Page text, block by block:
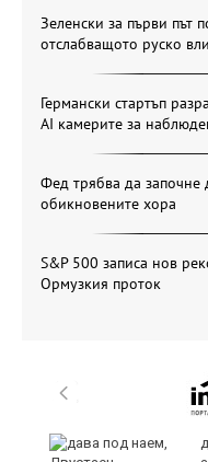
Зеленски за първи път
отслабващото руско
Германски стартъп
AI камерите за
Фед трябва да започне
обикновените хора
S&P 500 записа нов
Ормузкия проток